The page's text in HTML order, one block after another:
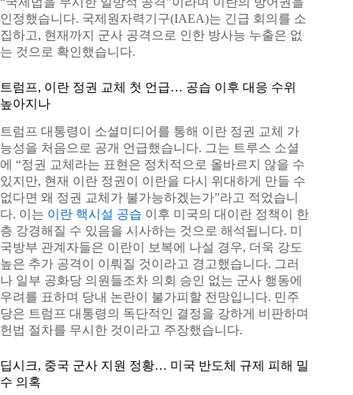
인정했습니다. 국제원자력기구(IAEA)는 긴급 회의를 소
집하고, 현재까지 군사 공격으로 인한 방사능 누출은 없
는 것으로 확인했습니다.
트럼프, 이란 정권 교체 첫 언급… 공습 이후 대응 수위
높아지나
트럼프 대통령이 소셜미디어를 통해 이란 정권 교체 가
능성을 처음으로 공개 언급했습니다. 그는 트루스 소셜
에 “정권 교체라는 표현은 정치적으로 올바르지 않을 수
있지만, 현재 이란 정권이 이란을 다시 위대하게 만들 수
없다면 왜 정권 교체가 불가능하겠는가”라고 적었습니
다. 이는 이란 핵시설 공습 이후 미국의 대이란 정책이 한
층 강경해질 수 있음을 시사하는 것으로 해석됩니다. 미
국방부 관계자들은 이란이 보복에 나설 경우, 더욱 강도
높은 추가 공격이 이뤄질 것이라고 경고했습니다. 그러
나 일부 공화당 의원들조차 의회 승인 없는 군사 행동에
우려를 표하며 당내 논란이 불가피할 전망입니다. 민주
당은 트럼프 대통령의 독단적인 결정을 강하게 비판하며
헌법 절차를 무시한 것이라고 주장했습니다.
딥시크, 중국 군사 지원 정황… 미국 반도체 규제 피해 밀
수 의혹